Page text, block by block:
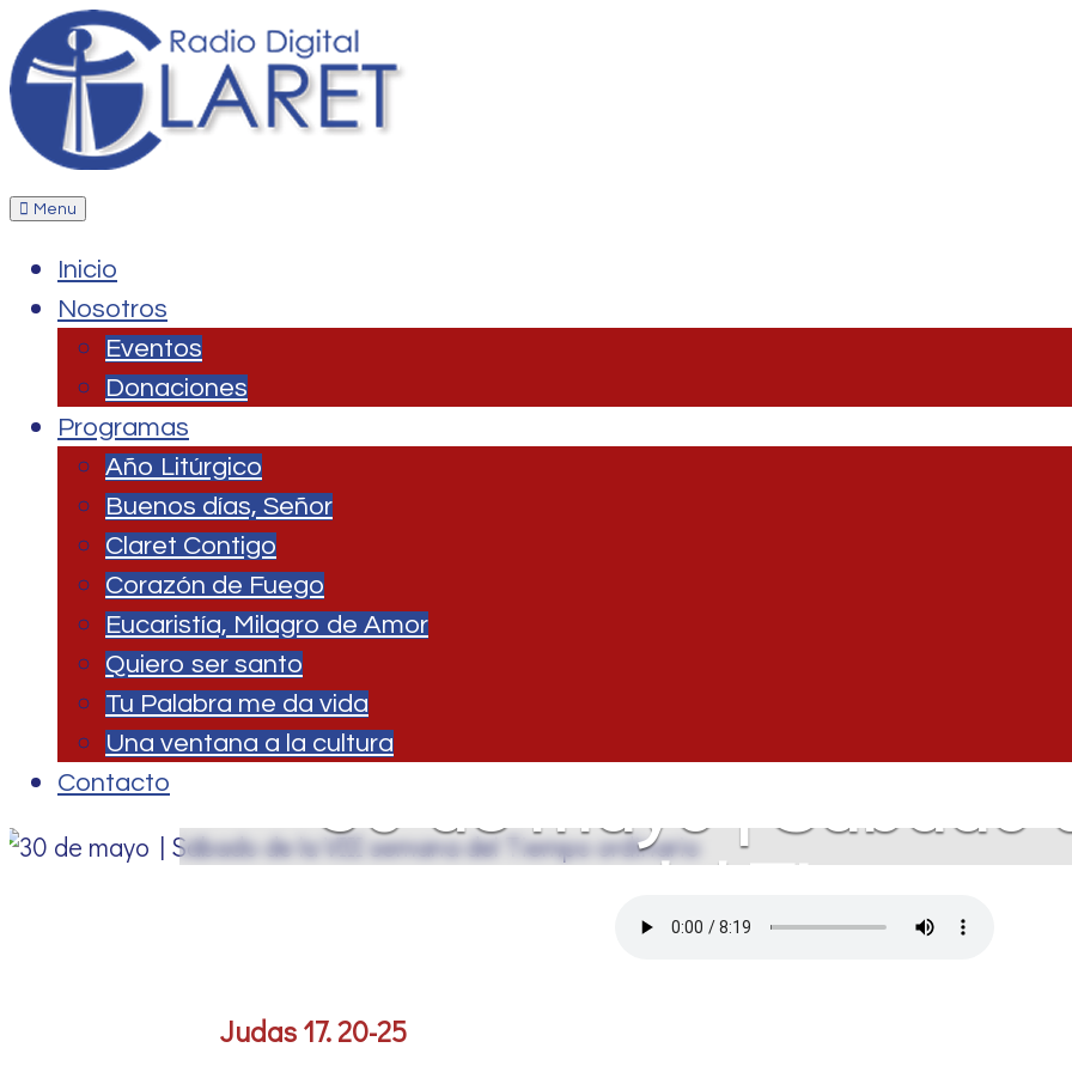
Menu
Inicio
Nosotros
Eventos
Donaciones
Programas
Año Litúrgico
Buenos días, Señor
Claret Contigo
Corazón de Fuego
Eucaristía, Milagro de Amor
Quiero ser santo
Tu Palabra me da vida
Una ventana a la cultura
Contacto
30 de mayo | Sábado
semana del Tiempo
Judas 17. 20-25